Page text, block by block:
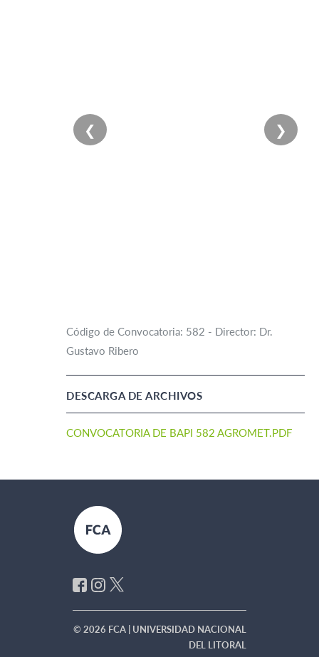
❮ ❯
Código de Convocatoria: 582 - Director: Dr.
Gustavo Ribero
DESCARGA DE ARCHIVOS
CONVOCATORIA DE BAPI 582 AGROMET.PDF
© 2026 FCA | UNIVERSIDAD NACIONAL
DEL LITORAL